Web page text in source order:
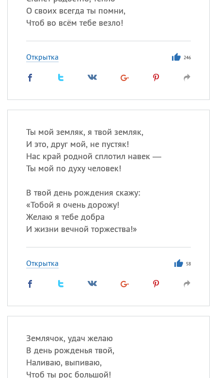
О своих всегда ты помни,
Чтоб во всём тебе везло!
Открытка 246
Ты мой земляк, я твой земляк,
И это, друг мой, не пустяк!
Нас край родной сплотил навек —
Ты мой по духу человек!
В твой день рождения скажу:
«Тобой я очень дорожу!
Желаю я тебе добра
И жизни вечной торжества!»
Открытка 58
Землячок, удач желаю
В день рожденья твой,
Наливаю, выпиваю,
Чтоб ты рос большой!